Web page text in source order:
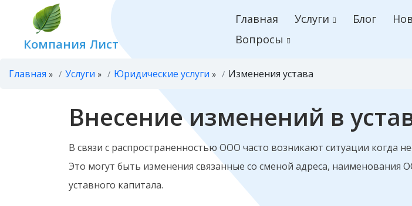
Компания Лист
Главная Услуги Блог
Вопросы
Главная » Услуги » Юридические услуги » Изменения устава
Внесение изменений в
В связи с распространенностью ООО часто возникают ситуации когда
Это могут быть изменения связанные со сменой адреса,
уставного капитала.